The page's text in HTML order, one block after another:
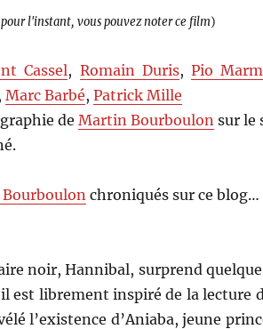
pour l'instant, vous pouvez noter ce film)
Cassel, Romain Duris,Pio
Marc Barbé,Patrick Mille
deMartin Bourboulon sur le
chroniqués sur ce blog…
noir, Hannibal, surprend
est librement inspiré de la lecture
l’existence d’Aniaba, jeune